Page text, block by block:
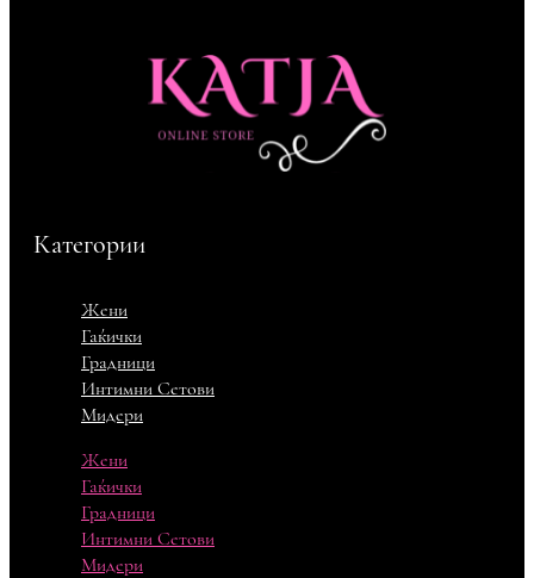
Категории
Жени
Гаќички
Градници
Интимни Сетови
Мидери
Жени
Гаќички
Градници
Интимни Сетови
Мидери